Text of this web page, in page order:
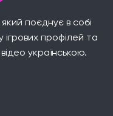
поєднує в собі
ігрових профілей та
відео українською.